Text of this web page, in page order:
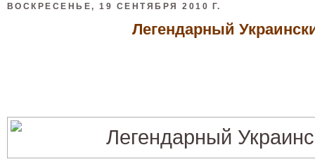
ВОСКРЕСЕНЬЕ, 19 СЕНТЯБРЯ 2010 Г.
Легендарный